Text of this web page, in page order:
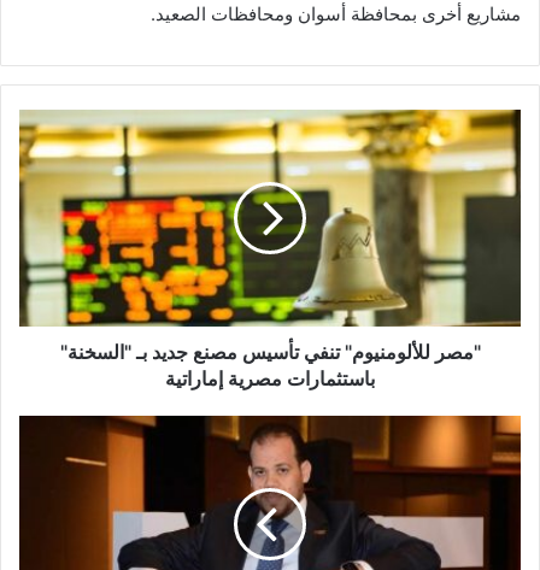
مشاريع أخرى بمحافظة أسوان ومحافظات الصعيد.
"مصر
للألومنيوم"
تنفي
تأسيس
باستثمارات
مصرية"مصر للألومنيوم" تنفي تأسيس مصنع جديد بـ "السخنة"
باستثمارات مصرية إماراتية
"
المصريين
الأفارقة